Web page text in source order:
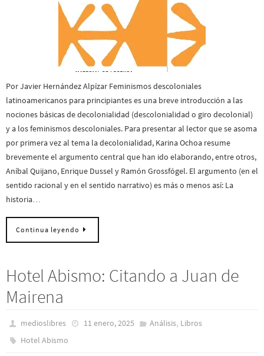
Por Javier Hernández Alpízar Feminismos descoloniales
latinoamericanos para principiantes es una breve introducción a las
nociones básicas de decolonialidad (descolonialidad o giro decolonial)
y a los feminismos descoloniales. Para presentar al lector que se asoma
por primera vez al tema la decolonialidad, Karina Ochoa resume
brevemente el argumento central que han ido elaborando, entre otros,
Aníbal Quijano, Enrique Dussel y Ramón Grossfógel. El argumento (en el
sentido racional y en el sentido narrativo) es más o menos así: La
historia…
Continua leyendo
Hotel Abismo: Citando a Juan de
Mairena
medioslibres 11 enero, 2025 Análisis, Libros
Hotel Abismo